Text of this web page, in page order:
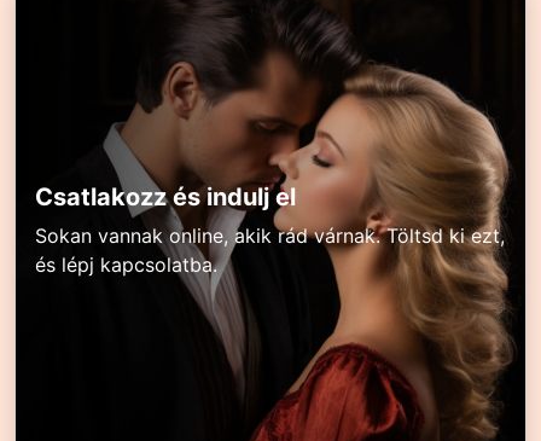
Csatlakozz és indulj el
Sokan vannak online, akik rád várnak. Töltsd ki ezt,
és lépj kapcsolatba.